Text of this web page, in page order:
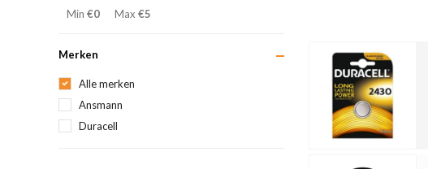
Min €0 Max €5
Merken
Alle merken
Ansmann
Duracell